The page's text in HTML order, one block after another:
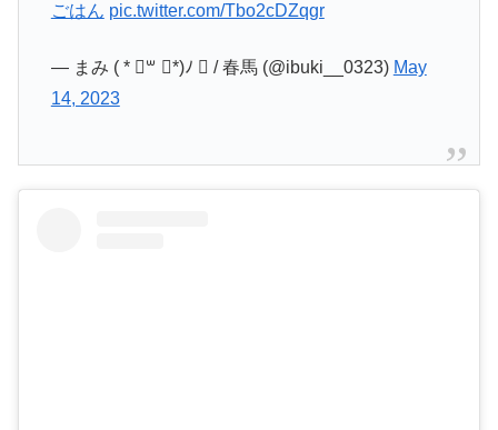
ごはん pic.twitter.com/Tbo2cDZqgr
— まみ ( * ॑꒳ ॑*)ﾉ  / 春馬 (@ibuki__0323) May
14, 2023